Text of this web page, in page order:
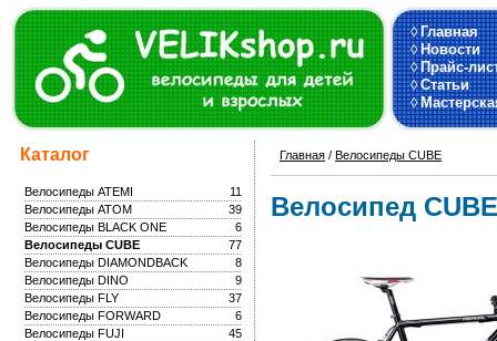
◊Главная
◊Новости
◊Прайс-
◊Статьи
◊
Каталог
11
Велосипеды ATEMI
39
Велосипеды ATOM
6
Велосипеды BLACK ONE
77
Велосипеды CUBE
8
Велосипеды DIAMONDBACK
9
Велосипеды DINO
37
Велосипеды FLY
6
Велосипеды FORWARD
45
Велосипеды FUJI
Главная / Велосипеды CUBE
Велосипед